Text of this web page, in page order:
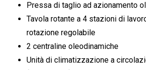
Pressa di taglio ad azionamento
Tavola rotante a 4 stazioni di
rotazione regolabile
2 centraline oleodinamiche
Unità di climatizzazione a